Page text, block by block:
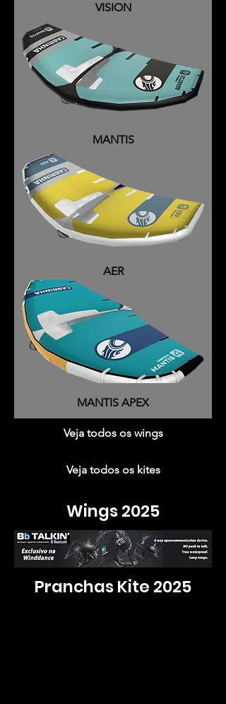
VISION
MANTIS
AER
MANTIS APEX
Veja todos os wings
Veja todos os kites
Wings 2025
Pranchas Kite 2025